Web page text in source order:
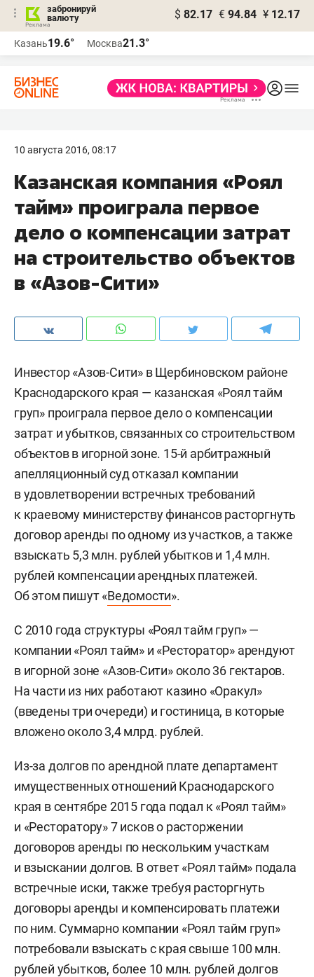
забронируй
валюту
$ 82.17 € 94.84 ¥ 12.17
Казань19.6° Москва21.3°
10 августа 2016, 08:17
Казанская компания «Роял
тайм» проиграла первое
дело о компенсации затрат
на строительство объектов
в «Азов-Сити»
Инвестор «Азов-Сити» в Щербиновском районе
Краснодарского края — казанская «Роял тайм
груп» проиграла первое дело о компенсации
затрат и убытков, связанных со строительством
объектов в игорной зоне. 15-й арбитражный
апелляционный суд отказал компании
в удовлетворении встречных требований
к краевому министерству финансов расторгнуть
договор аренды по одному из участков, а также
взыскать 5,3 млн. рублей убытков и 1,4 млн.
рублей компенсации арендных платежей.
Об этом пишут «Ведомости».
С 2010 года структуры «Роял тайм груп» —
компании «Роял тайм» и «Ресторатор» арендуют
в игорной зоне «Азов-Сити» около 36 гектаров.
На части из них работают казино «Оракул»
(введены три очереди) и гостиница, в которые
вложено около 3,4 млрд. рублей.
Из-за долгов по арендной плате департамент
имущественных отношений Краснодарского
края в сентябре 2015 года подал к «Роял тайм»
и «Ресторатору» 7 исков о расторжении
договоров аренды по нескольким участкам
и взыскании долгов. В ответ «Роял тайм» подала
встречные иски, также требуя расторгнуть
договоры аренды и компенсировать платежи
по ним. Суммарно компании «Роял тайм груп»
потребовали взыскать с края свыше 100 млн.
рублей убытков, более 10 млн. рублей долгов